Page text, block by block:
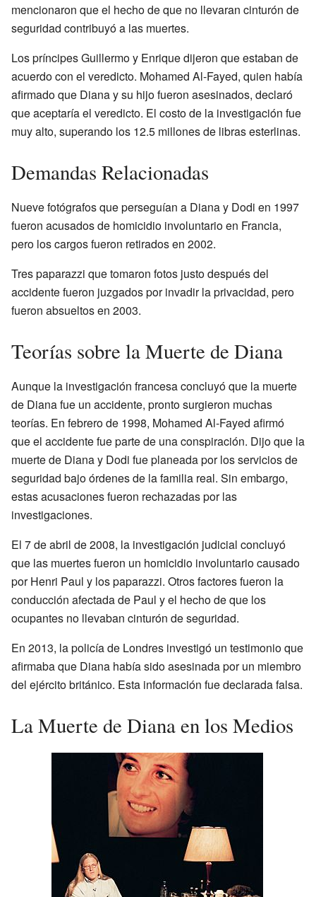
mencionaron que el hecho de que no llevaran cinturón de
seguridad contribuyó a las muertes.
Los príncipes Guillermo y Enrique dijeron que estaban de
acuerdo con el veredicto. Mohamed Al-Fayed, quien había
afirmado que Diana y su hijo fueron asesinados, declaró
que aceptaría el veredicto. El costo de la investigación fue
muy alto, superando los 12.5 millones de libras esterlinas.
Demandas Relacionadas
Nueve fotógrafos que perseguían a Diana y Dodi en 1997
fueron acusados de homicidio involuntario en Francia,
pero los cargos fueron retirados en 2002.
Tres paparazzi que tomaron fotos justo después del
accidente fueron juzgados por invadir la privacidad, pero
fueron absueltos en 2003.
Teorías sobre la Muerte de Diana
Aunque la investigación francesa concluyó que la muerte
de Diana fue un accidente, pronto surgieron muchas
teorías. En febrero de 1998, Mohamed Al-Fayed afirmó
que el accidente fue parte de una conspiración. Dijo que la
muerte de Diana y Dodi fue planeada por los servicios de
seguridad bajo órdenes de la familia real. Sin embargo,
estas acusaciones fueron rechazadas por las
investigaciones.
El 7 de abril de 2008, la investigación judicial concluyó
que las muertes fueron un homicidio involuntario causado
por Henri Paul y los paparazzi. Otros factores fueron la
conducción afectada de Paul y el hecho de que los
ocupantes no llevaban cinturón de seguridad.
En 2013, la policía de Londres investigó un testimonio que
afirmaba que Diana había sido asesinada por un miembro
del ejército británico. Esta información fue declarada falsa.
La Muerte de Diana en los Medios